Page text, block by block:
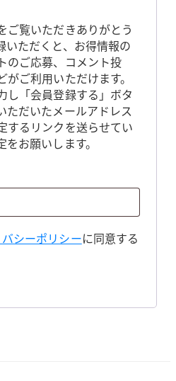
ご覧いただきありがとう
いただくと、お得情報の
のご応募、コメント投
ご利用いただけます。
し「会員登録する」ボタ
ただいたメールアドレス
するリンクを送らせてい
お願いします。
シーポリシーに同意する